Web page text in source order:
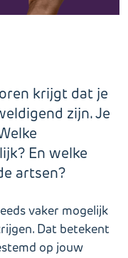
krijgt dat je
zijn. Je
En welke
artsen?
vaker mogelijk
Dat betekent
op jouw